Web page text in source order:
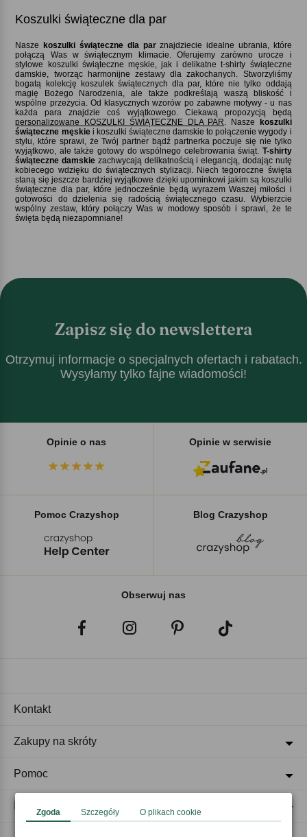
Koszulki świąteczne dla par
Nasze koszulki świąteczne dla parznajdziecie idealne ubrania, które
połączą Was w świątecznym klimacie. Oferujemy zarówno urocze i
stylowe koszulki świąteczne męskie, jak i delikatne t-shirty świąteczne
damskie, tworząc harmonijne zestawy dla zakochanych. Stworzyliśmy
bogatą kolekcję koszulek świątecznych dla par, które nie tylko oddają
magię Bożego Narodzenia, ale także podkreślają waszą bliskość i
wspólne przeżycia. Od klasycznych wzorów po zabawne motywy - u nas
każda para znajdzie coś wyjątkowego. Ciekawą propozycją będą
personalizowane KOSZULKI ŚWIĄTECZNE DLA PAR. Nasze
koszulki
świąteczne męskiei koszulki świąteczne damskie to połączenie wygody i
stylu, które sprawi, że Twój partner bądź partnerka poczuje się nie tylko
wyjątkowo, ale także gotowy do wspólnego celebrowania świąt. T-shirty
świąteczne damskie zachwycają delikatnością i elegancją, dodając nutę
kobiecego wdzięku do świątecznych stylizacji. Niech tegoroczne święta
staną się jeszcze bardziej wyjątkowe dzięki upominkowi jakim są koszulki
świąteczne dla par, które jednocześnie będą wyrazem Waszej miłości i
gotowości do dzielenia się radością świątecznego czasu. Wybierzcie
wspólny zestaw, który połączy Was w modowy sposób i sprawi, że te
święta będą niezapomniane!
Zapisz się do newslettera
Otrzymuj informacje o specjalnych ofertach i rabatach.
Wysyłamy tylko fajne wiadomości!
Opinie o nas Opinie w serwisie
Pomoc Crazyshop Blog Crazyshop
Obserwuj nas
Kontakt
Zakupy na skróty
Pomoc
Zgoda Szczegóły O plikach cookie